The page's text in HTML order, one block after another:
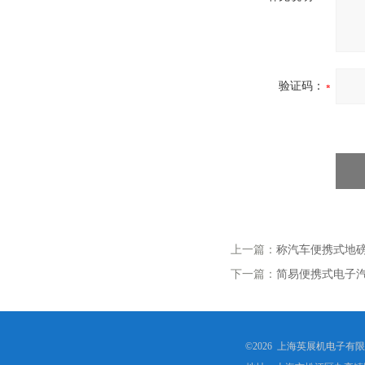
验证码：
上一篇： 称汽车便携式地
下一篇： 简易便携式电子
©2026 上海英展机电子有